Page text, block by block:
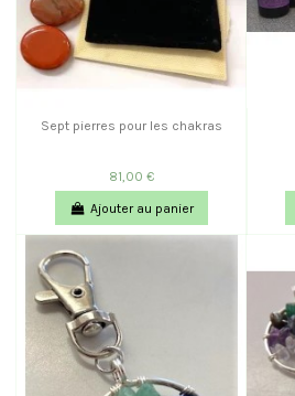
Sept pierres pour les chakras
81,00 €
Ajouter au panier